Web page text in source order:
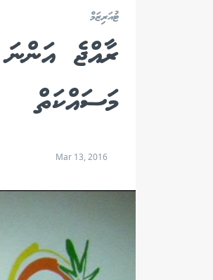
ޓުއަރިޒަމް
ރާއްޖެ
މަސައްކަތް
Mar 13, 2016